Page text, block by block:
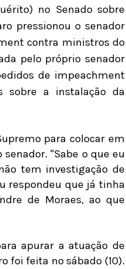
no Senado sobre
pressionou o senador
contra ministros do
pelo próprio senador
de impeachment
sobre a instalação da
para colocar em
"Sabe o que eu
tem investigação de
respondeu que já tinha
de Moraes, ao que
apurar a atuação de
foi feita no sábado (10).